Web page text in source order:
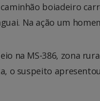
boiadeiro
Na ação um
na MS-386, zona
o suspeito